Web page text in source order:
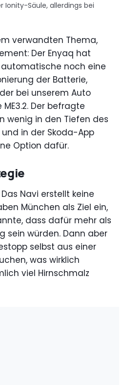
Ionity-Säule, allerdings bei
verwandten Thema,
Der Enyaq hat
noch eine
der Batterie,
bei unserem Auto
Der befragte
wenig in den Tiefen des
in der Skoda-App
Option dafür.
Navi erstellt keine
München als Ziel ein,
dass dafür mehr als
sein würden. Dann aber
selbst aus einer
was wirklich
viel Hirnschmalz